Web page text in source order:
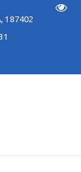
, 187402